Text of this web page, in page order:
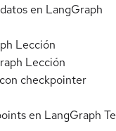
en LangGraph
Lección
Lección
checkpointer
en LangGraph